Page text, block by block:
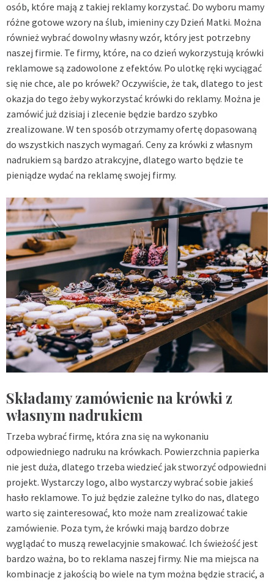
osób, które mają z takiej reklamy korzystać. Do wyboru mamy
różne gotowe wzory na ślub, imieniny czy Dzień Matki. Można
również wybrać dowolny własny wzór, który jest potrzebny
naszej firmie. Te firmy, które, na co dzień wykorzystują krówki
reklamowe są zadowolone z efektów. Po ulotkę ręki wyciągać
się nie chce, ale po krówek? Oczywiście, że tak, dlatego to jest
okazja do tego żeby wykorzystać krówki do reklamy. Można je
zamówić już dzisiaj i zlecenie będzie bardzo szybko
zrealizowane. W ten sposób otrzymamy ofertę dopasowaną
do wszystkich naszych wymagań. Ceny za krówki z własnym
nadrukiem są bardzo atrakcyjne, dlatego warto będzie te
pieniądze wydać na reklamę swojej firmy.
Składamy zamówienie na krówki z
własnym nadrukiem
Trzeba wybrać firmę, która zna się na wykonaniu
odpowiedniego nadruku na krówkach. Powierzchnia papierka
nie jest duża, dlatego trzeba wiedzieć jak stworzyć odpowiedni
projekt. Wystarczy logo, albo wystarczy wybrać sobie jakieś
hasło reklamowe. To już będzie zależne tylko do nas, dlatego
warto się zainteresować, kto może nam zrealizować takie
zamówienie. Poza tym, że krówki mają bardzo dobrze
wyglądać to muszą rewelacyjnie smakować. Ich świeżość jest
bardzo ważna, bo to reklama naszej firmy. Nie ma miejsca na
kombinacje z jakością bo wiele na tym można będzie stracić, a